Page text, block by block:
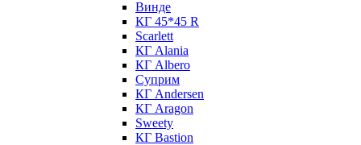
Винде
КГ 45*45 R
Scarlett
КГ Alania
КГ Albero
Суприм
КГ Andersen
КГ Aragon
Sweety
КГ Bastion